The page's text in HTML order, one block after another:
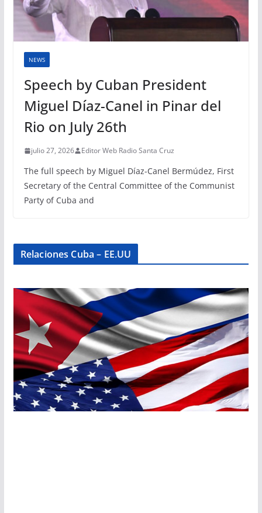
NEWS
Speech by Cuban President
Miguel Díaz-Canel in Pinar del
Rio on July 26th
julio 27, 2026 Editor Web Radio Santa Cruz
The full speech by Miguel Díaz-Canel Bermúdez, First
Secretary of the Central Committee of the Communist
Party of Cuba and
Relaciones Cuba – EE.UU